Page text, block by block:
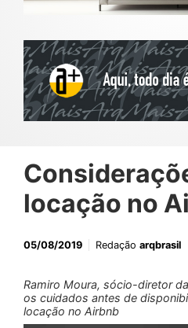
locação no
05/08/2019 Redação arqbrasil
Ramiro Moura, sócio-diretor
os cuidados antes de
locação no Airbnb